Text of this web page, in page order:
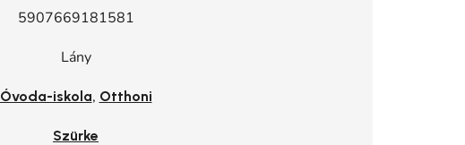
5907669181581
Lány
Óvoda-iskola, Otthoni
Szürke